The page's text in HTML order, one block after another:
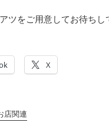
ツをご用意してお待ちし
X
店関連